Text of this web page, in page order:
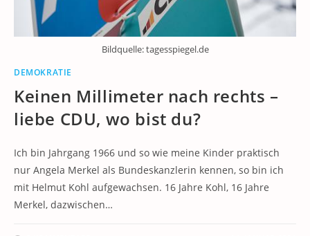
Bildquelle: tagesspiegel.de
DEMOKRATIE
Keinen Millimeter nach rechts –
liebe CDU, wo bist du?
Ich bin Jahrgang 1966 und so wie meine Kinder praktisch
nur Angela Merkel als Bundeskanzlerin kennen, so bin ich
mit Helmut Kohl aufgewachsen. 16 Jahre Kohl, 16 Jahre
Merkel, dazwischen…